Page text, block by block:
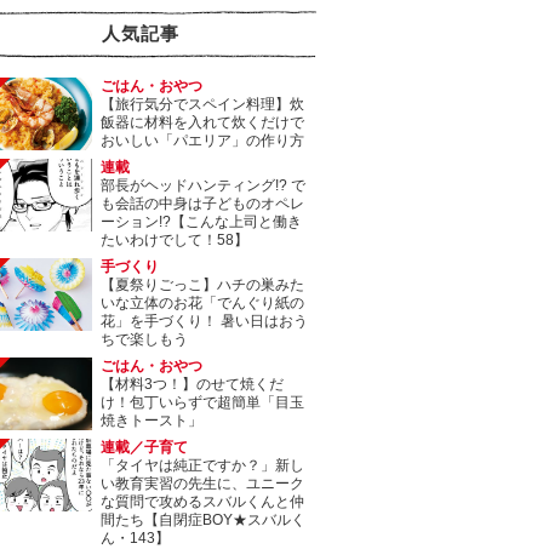
人気記事
ごはん・おやつ
【旅行気分でスペイン料理】炊
飯器に材料を入れて炊くだけで
おいしい「パエリア」の作り方
連載
部長がヘッドハンティング!? で
も会話の中身は子どものオペレ
ーション!?【こんな上司と働き
たいわけでして！58】
手づくり
【夏祭りごっこ】ハチの巣みた
いな立体のお花「でんぐり紙の
花」を手づくり！ 暑い日はおう
ちで楽しもう
ごはん・おやつ
【材料3つ！】のせて焼くだ
け！包丁いらずで超簡単「目玉
焼きトースト」
連載／子育て
「タイヤは純正ですか？」新し
い教育実習の先生に、ユニーク
な質問で攻めるスバルくんと仲
間たち【自閉症BOY★スバルく
ん・143】